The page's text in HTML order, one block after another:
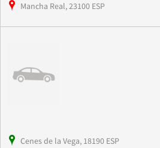
Mancha Real, 23100 ESP
Cenes de la Vega, 18190 ESP